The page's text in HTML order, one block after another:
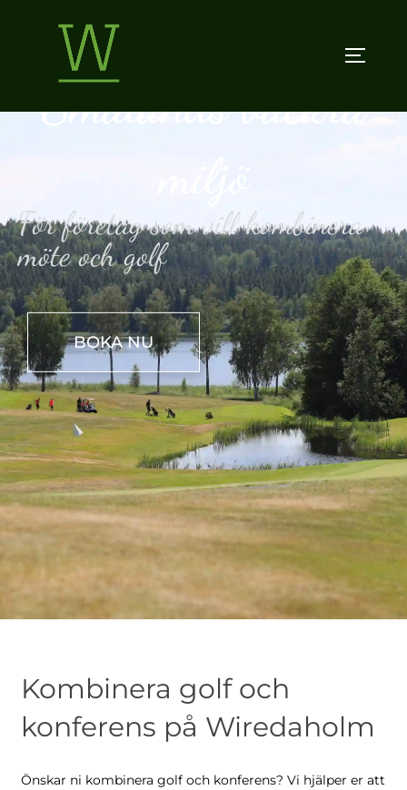
Golf och konferens i
Smålands vackra
För företag som vill kombinera
möte och golf
BOKA NU
Kombinera golf och
konferens på Wiredaholm
Önskar ni kombinera golf och konferens? Vi hjälper er att